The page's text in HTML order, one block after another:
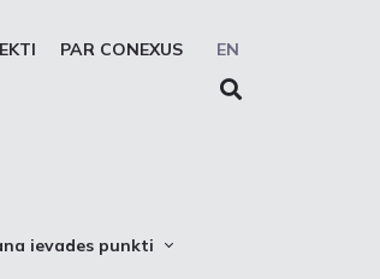
EN
PAR CONEXUS
ievades punkti